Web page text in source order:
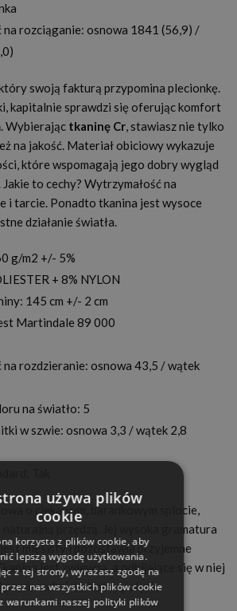
na rozciąganie: osnowa 1841 (56,9) /
swoją fakturą przypomina plecionkę.
kapitalnie sprawdzi się oferując komfort
Wybierając tkaninę Cr, stawiasz nie tylko
na jakość. Materiał obiciowy wykazuje
które wspomagają jego dobry wygląd
Jakie to cechy? Wytrzymałość na
i tarcie. Ponadto tkanina jest wysoce
działanie światła.
g/m2 +/- 5%
+ 8% NYLON
145 cm +/- 2 cm
Martindale 89 000
na rozdzieranie: osnowa 43,5 / wątek
na światło: 5
w szwie: osnowa 3,3 / wątek 2,8
Tak
o ciekawym, barankowym splocie,
przędzą. Jej wysoka gramatura
mięsisty i pozostawia przyjemne
jest zwiewna, a odbijające się w niej
delikatny połysk.
używa plików
cookie
korzysta z plików cookie, aby
lepszą wygodę użytkowania.
z tej strony, wyrażasz zgodę na
nas wszystkich plików cookie
warunkami naszej polityki plików